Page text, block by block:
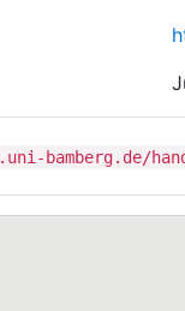
bamberg.de/